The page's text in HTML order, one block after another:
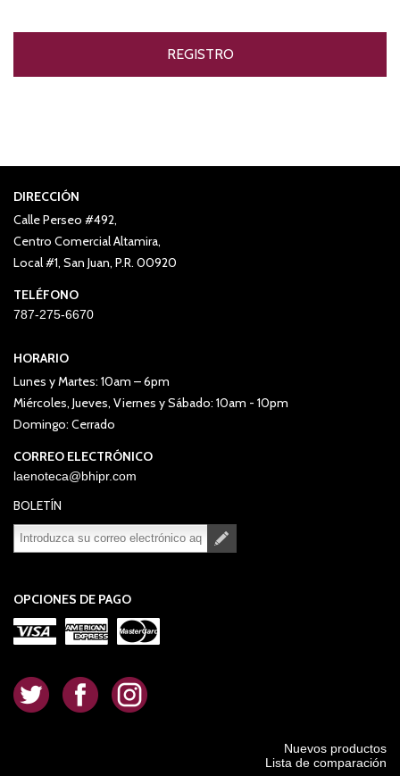
DIRECCIÓN
Calle Perseo #492,
Centro Comercial Altamira,
Local #1, San Juan, P.R. 00920
TELÉFONO
787-275-6670
HORARIO
Lunes y Martes: 10am – 6pm
Miércoles, Jueves, Viernes y Sábado: 10am - 10pm
Domingo: Cerrado
CORREO ELECTRÓNICO
laenoteca@bhipr.com
BOLETÍN
OPCIONES DE PAGO
. . .
Nuevos productos
Lista de comparación